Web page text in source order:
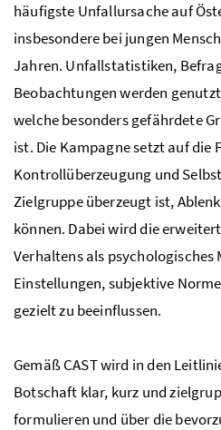
häufigste Unfallursache auf
insbesondere bei jungen
Jahren. Unfallstatistiken,
Beobachtungen werden
welche besonders gefährdete
ist. Die Kampagne setzt auf die
Kontrollüberzeugung und
Zielgruppe überzeugt ist,
können. Dabei wird die
Verhaltens als psychologisches
Einstellungen, subjektive
gezielt zu beeinflussen.
Gemäß CAST wird in den
Botschaft klar, kurz und
formulieren und über die